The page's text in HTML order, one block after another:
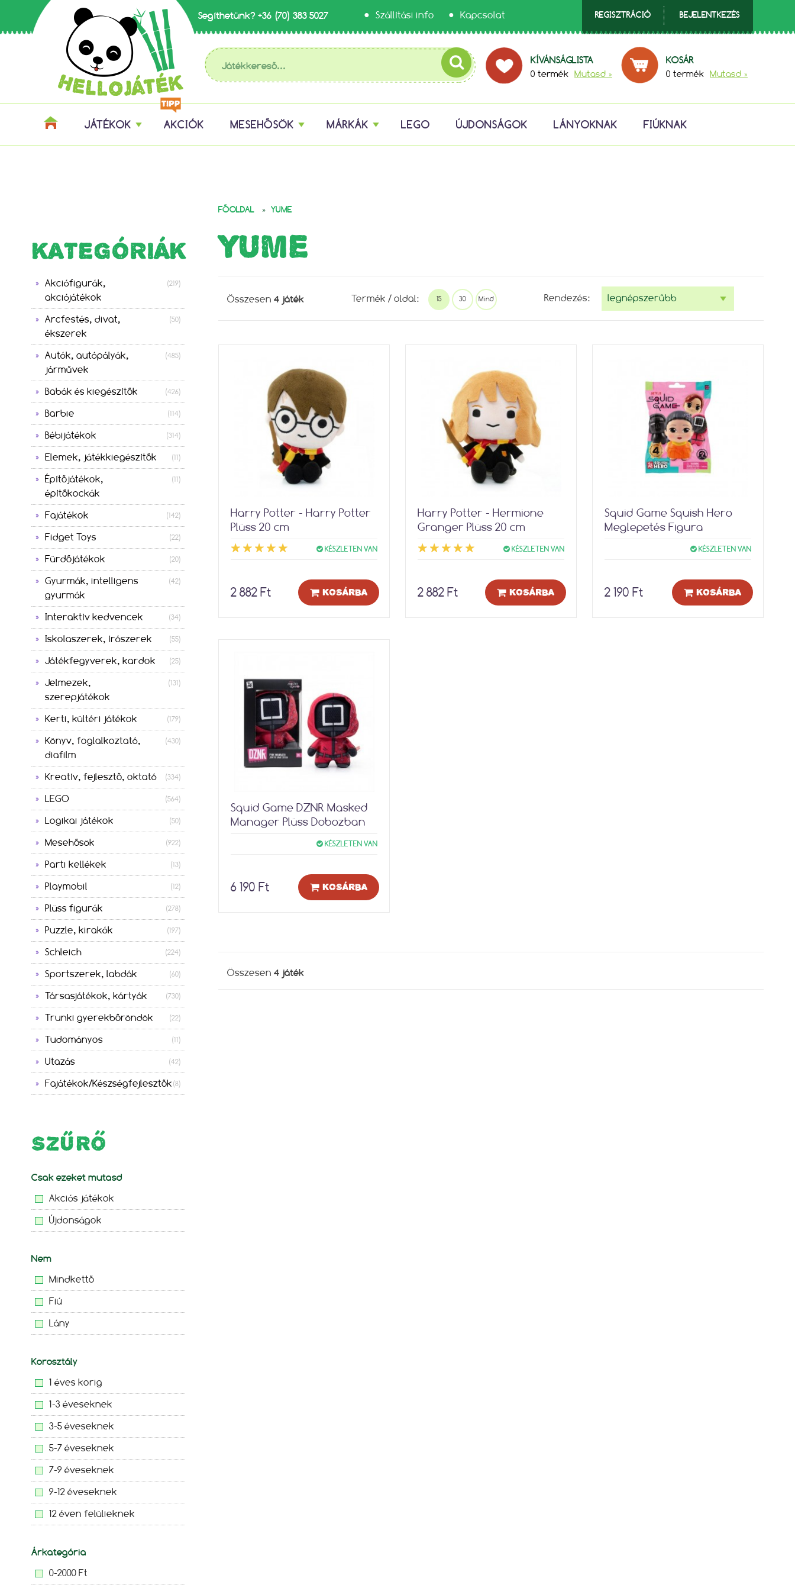
Segíthetünk? +36 (70) 383 5027 Szállítási info Kapcsolat REGISZTRÁCIÓ BEJELENTKEZÉS
KÍVÁNSÁGLISTA
0 termék Mutasd »
KOSÁR
0 termék Mutasd »
JÁTÉKOK AKCIÓK MESEHŐSÖK MÁRKÁK LEGO ÚJDONSÁGOK LÁNYOKNAK FIÚKNAK
KATEGÓRIÁK
Akciófigurák,
akciójátékok
(219)
Arcfestés, divat,
ékszerek
(50)
Autók, autópályák,
járművek
(485)
Babák és kiegészítők (426)
Barbie (114)
Bébijátékok (314)
Elemek, játékkiegészítők (11)
Építőjátékok,
építőkockák
(11)
Fajátékok (142)
Fidget Toys (22)
Fürdőjátékok (20)
Gyurmák, intelligens
gyurmák
(42)
Interaktív kedvencek (34)
Iskolaszerek, írószerek (55)
Játékfegyverek, kardok (25)
Jelmezek,
szerepjátékok
(131)
Kerti, kültéri játékok (179)
Könyv, foglalkoztató,
diafilm
(430)
Kreatív, fejlesztő, oktató (334)
LEGO (564)
Logikai játékok (50)
Mesehősök (922)
Parti kellékek (13)
Playmobil (12)
Plüss figurák (278)
Puzzle, kirakók (197)
Schleich (224)
Sportszerek, labdák (60)
Társasjátékok, kártyák (730)
Trunki gyerekbőröndök (22)
Tudományos (11)
Utazás (42)
Fajátékok/Készségfejlesztők (8)
SZŰRŐ
Csak ezeket mutasd
Akciós játékok
Újdonságok
Nem
Mindkettő
Fiú
Lány
Korosztály
1 éves korig
1-3 éveseknek
3-5 éveseknek
5-7 éveseknek
7-9 éveseknek
9-12 éveseknek
12 éven felülieknek
Árkategória
0-2000 Ft
FŐOLDAL » YUME
YUME
Összesen 4 játék Termék / oldal: 15 30 Mind Rendezés:
Harry Potter - Harry Potter
Plüss 20 cm
KÉSZLETEN VAN
2 882 Ft KOSÁRBA
Harry Potter - Hermione
Granger Plüss 20 cm
KÉSZLETEN VAN
2 882 Ft KOSÁRBA
Squid Game Squish Hero
Meglepetés Figura
KÉSZLETEN VAN
2 190 Ft KOSÁRBA
Squid Game DZNR Masked
Manager Plüss Dobozban
KÉSZLETEN VAN
6 190 Ft KOSÁRBA
Összesen 4 játék